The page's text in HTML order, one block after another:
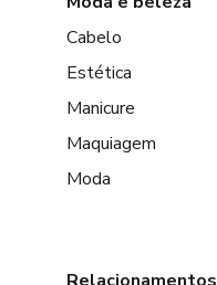
Cabelo
Estética
Manicure
Maquiagem
Moda